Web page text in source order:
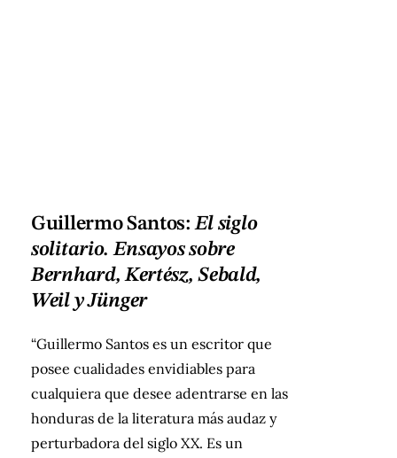
Guillermo Santos:El siglo
solitario. Ensayos sobre
Bernhard, Kertész, Sebald,
Weil y Jünger
“Guillermo Santos es un escritor que
posee cualidades envidiables para
cualquiera que desee adentrarse en las
honduras de la literatura más audaz y
perturbadora del siglo XX. Es un